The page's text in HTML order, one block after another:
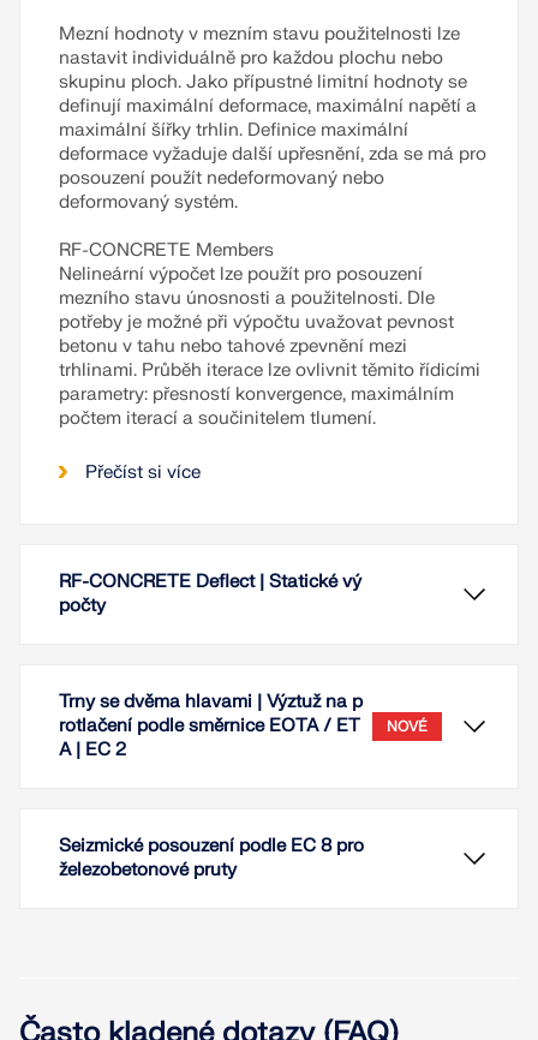
Mezní hodnoty v mezním stavu použitelnosti lze
nastavit individuálně pro každou plochu nebo
skupinu ploch. Jako přípustné limitní hodnoty se
definují maximální deformace, maximální napětí a
maximální šířky trhlin. Definice maximální
deformace vyžaduje další upřesnění, zda se má pro
posouzení použít nedeformovaný nebo
deformovaný systém.
RF-CONCRETE Members
Nelineární výpočet lze použít pro posouzení
mezního stavu únosnosti a použitelnosti. Dle
potřeby je možné při výpočtu uvažovat pevnost
betonu v tahu nebo tahové zpevnění mezi
trhlinami. Průběh iterace lze ovlivnit těmito řídicími
parametry: přesností konvergence, maximálním
počtem iterací a součinitelem tlumení.
Přečíst si více
RF-CONCRETE Deflect | Statické vý
počty
Trny se dvěma hlavami | Výztuž na p
rotlačení podle směrnice EOTA / ET
A | EC 2
NOVÉ
Seizmické posouzení podle EC 8 pro
železobetonové pruty